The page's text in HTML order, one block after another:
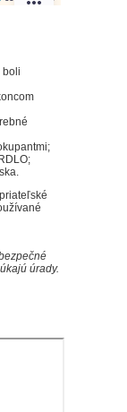
boli
úrady.